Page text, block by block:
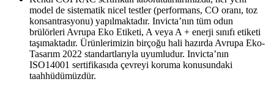
model de sistematik nicel testler (performans, CO oranı, toz
konsantrasyonu) yapılmaktadır. Invicta’nın tüm odun
brülörleri Avrupa Eko Etiketi, A veya A + enerji sınıfı etiketi
taşımaktadır. Ürünlerimizin birçoğu hali hazırda Avrupa Eko-
Tasarım 2022 standartlarıyla uyumludur. Invicta’nın
ISO14001 sertifikasıda çevreyi koruma konusundaki
taahhüdümüzdür.